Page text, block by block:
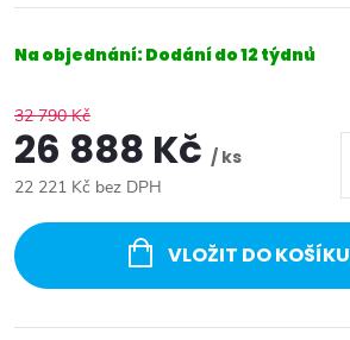
Na objednání: Dodání do 12 týdnů
32 790 Kč
26 888 Kč / ks
22 221 Kč bez DPH
cena:
VLOŽIT DO KOŠÍKU